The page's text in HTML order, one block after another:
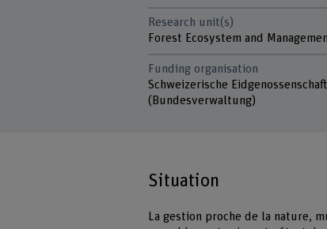
Research unit(s)
Forest Ecosystem and
Funding organisation
Schweizerische Eidgenossenschaft
(Bundesverwaltung)
Situation
La gestion proche de la nature,